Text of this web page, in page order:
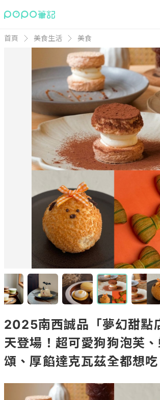
首頁 美食生活 美食
2025南西誠品「夢幻甜點
天登場！超可愛狗狗泡芙
頌、厚餡達克瓦茲全都想吃